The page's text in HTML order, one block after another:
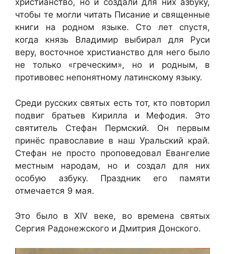
христианство, но и создали для них азбуку,
чтобы те могли читать Писание и священные
книги на родном языке. Сто лет спустя,
когда князь Владимир выбирал для Руси
веру, восточное христианство для него было
не только «греческим», но и родным, в
противовес непонятному латинскому языку.
Среди русских святых есть тот, кто повторил
подвиг братьев Кирилла и Мефодия. Это
святитель Стефан Пермский. Он первым
принёс православие в наш Уральский край.
Стефан не просто проповедовал Евангелие
местным народам, но и создал для них
особую азбуку. Праздник его памяти
отмечается 9 мая.
Это было в XIV веке, во времена святых
Сергия Радонежского и Дмитрия Донского.